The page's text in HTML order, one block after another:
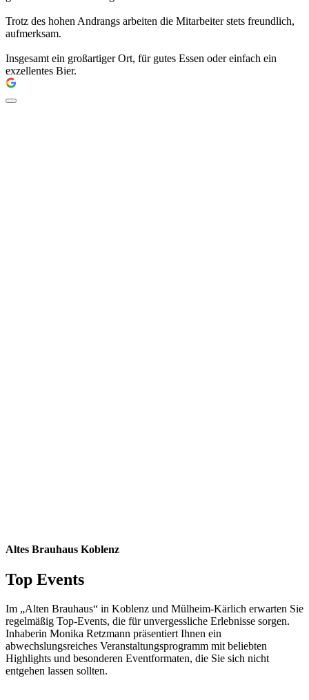
Trotz des hohen Andrangs arbeiten die Mitarbeiter stets freundlich,
aufmerksam.
Insgesamt ein großartiger Ort, für gutes Essen oder einfach ein
exzellentes Bier.
Altes Brauhaus Koblenz
Top Events
Im „Alten Brauhaus“ in Koblenz und Mülheim-Kärlich erwarten Sie
regelmäßig Top-Events, die für unvergessliche Erlebnisse sorgen.
Inhaberin Monika Retzmann präsentiert Ihnen ein
abwechslungsreiches Veranstaltungsprogramm mit beliebten
Highlights und besonderen Eventformaten, die Sie sich nicht
entgehen lassen sollten.